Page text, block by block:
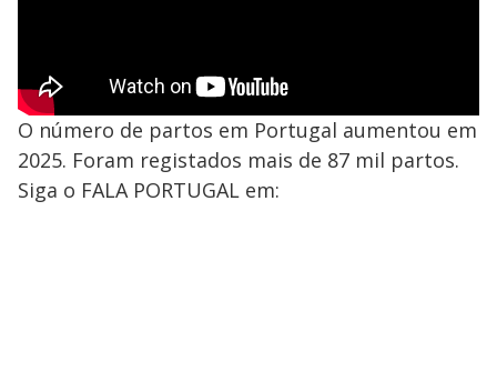
O número de partos em Portugal aumentou em
2025. Foram registados mais de 87 mil partos.
Siga o FALA PORTUGAL em: